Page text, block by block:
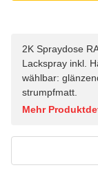
2K Spraydose
Lackspray inkl.
wählbar:
strumpfmatt.
Mehr